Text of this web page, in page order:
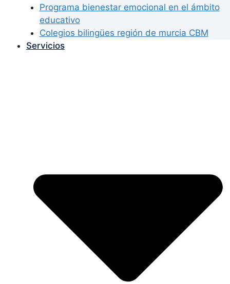
Programa bienestar emocional en el ámbito
educativo
Colegios bilingües región de murcia CBM
Servicios